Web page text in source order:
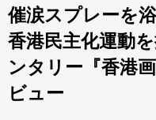
催涙スプレーを
香港民主化運動
ンタリー『香港
ビュー